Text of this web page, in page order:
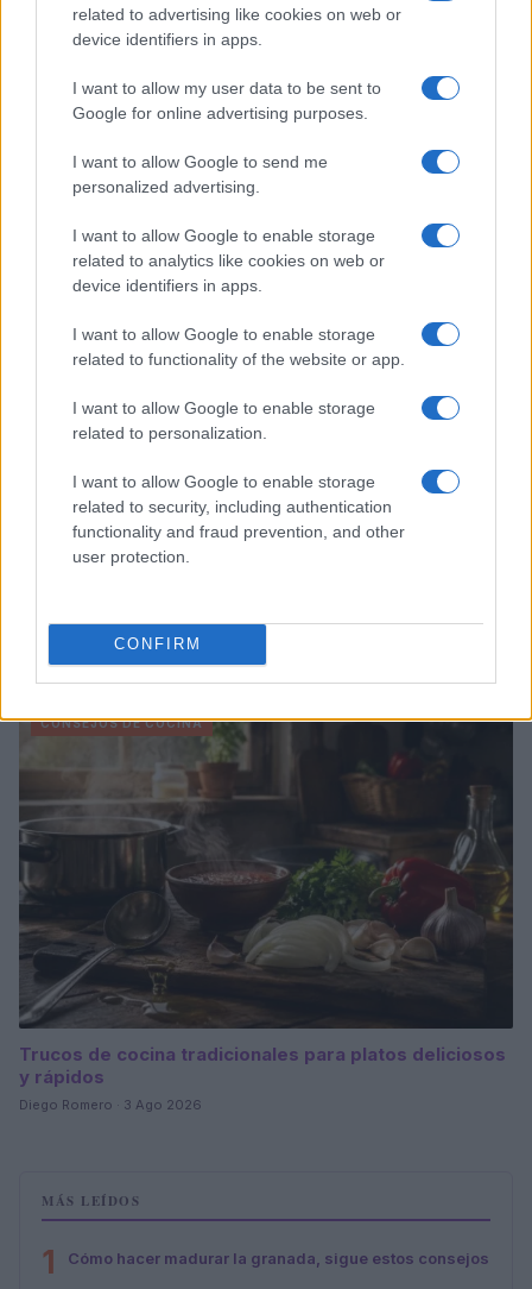
related to advertising like cookies on web or
device identifiers in apps.
I want to allow my user data to be sent to
Google for online advertising purposes.
I want to allow Google to send me
personalized advertising.
I want to allow Google to enable storage
related to analytics like cookies on web or
device identifiers in apps.
I want to allow Google to enable storage
related to functionality of the website or app.
I want to allow Google to enable storage
related to personalization.
I want to allow Google to enable storage
related to security, including authentication
functionality and fraud prevention, and other
user protection.
CONFIRM
María Vázquez · 9 Ago 2026
CONSEJOS DE COCINA
Medidas, iluminación y almacenamiento para una isla
de cocina funcional
Lucía Fernández · 3 Ago 2026
CONSEJOS DE COCINA
Trucos de cocina tradicionales para platos deliciosos
y rápidos
Diego Romero · 3 Ago 2026
MÁS LEÍDOS
1 Cómo hacer madurar la granada, sigue estos consejos